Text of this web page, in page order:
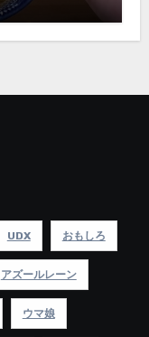
UDX おもしろ
アズールレーン
ウマ娘